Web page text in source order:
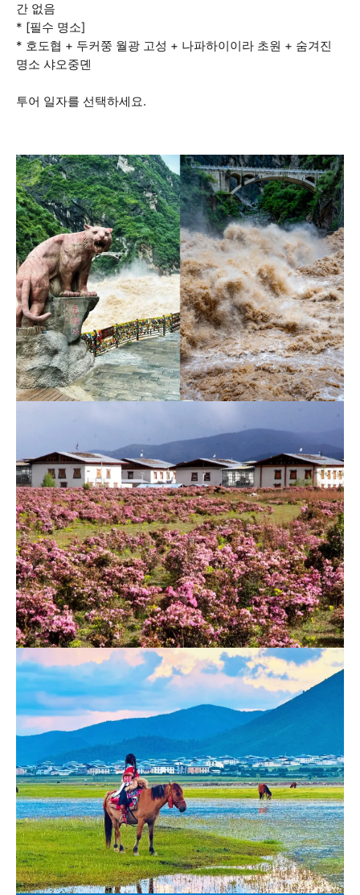
간 없음
* [필수 명소]
* 호도협 + 두커쭝 월광 고성 + 나파하이이라 초원 + 숨겨진
명소 샤오중뎬
투어 일자를 선택하세요.